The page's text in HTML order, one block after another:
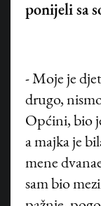
ponijeli sa
- Moje je
drugo,
Općini, bio
a majka je
mene
sam bio